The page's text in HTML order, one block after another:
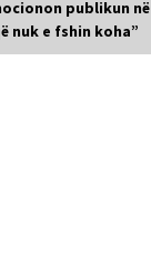
PA VELA”
publikun në
nuk e fshin koha”